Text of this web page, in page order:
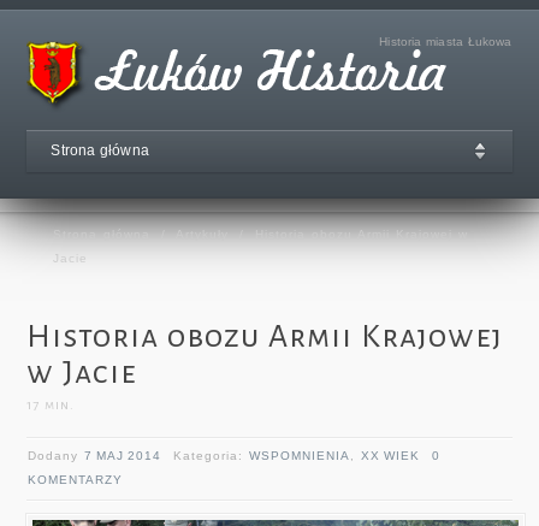
Historia miasta Łukowa
Strona główna
Strona główna Artykuły
Historia obozu Armii Krajowej w
Jacie
Historia obozu Armii Krajowej
w Jacie
17 min.
Dodany7 MAJ 2014 Kategoria:WSPOMNIENIA ,XX WIEK
0
KOMENTARZY